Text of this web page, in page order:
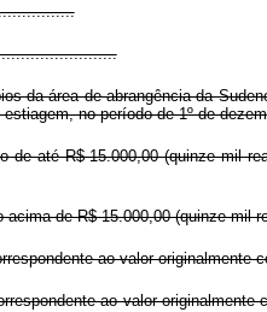
da área de abrangência da
no período de 1º de
de até R$ 15.000,00 (quinze mil
de R$ 15.000,00 (quinze
ao valor
ao valor